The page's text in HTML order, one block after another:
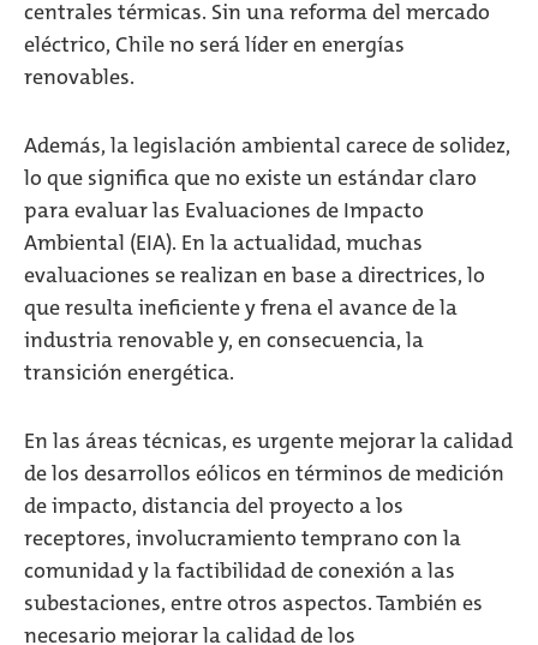
centrales térmicas. Sin una reforma del mercado
eléctrico, Chile no será líder en energías
renovables.
Además, la legislación ambiental carece de solidez,
lo que significa que no existe un estándar claro
para evaluar las Evaluaciones de Impacto
Ambiental (EIA). En la actualidad, muchas
evaluaciones se realizan en base a directrices, lo
que resulta ineficiente y frena el avance de la
industria renovable y, en consecuencia, la
transición energética.
En las áreas técnicas, es urgente mejorar la calidad
de los desarrollos eólicos en términos de medición
de impacto, distancia del proyecto a los
receptores, involucramiento temprano con la
comunidad y la factibilidad de conexión a las
subestaciones, entre otros aspectos. También es
necesario mejorar la calidad de los